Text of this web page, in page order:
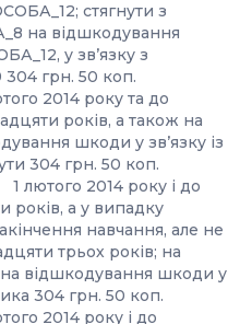
стягнути з
на відшкодування
у зв’язку з
грн. 50 коп.
2014 року та до
років, а також на
шкоди у зв’язку із
304 грн. 50 коп.
2014 року і до
років, а у випадку
навчання, але не
трьох років; на
відшкодування шкоди у
304 грн. 50 коп.
2014 року і до